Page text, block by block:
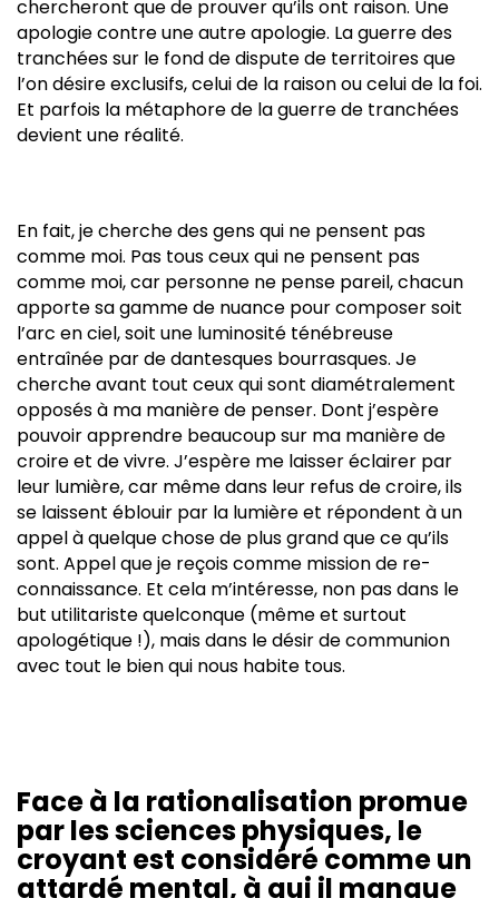
chercheront que de prouver qu’ils ont raison. Une
apologie contre une autre apologie. La guerre des
tranchées sur le fond de dispute de territoires que
l’on désire exclusifs, celui de la raison ou celui de la foi.
Et parfois la métaphore de la guerre de tranchées
devient une réalité.
En fait, je cherche des gens qui ne pensent pas
comme moi. Pas tous ceux qui ne pensent pas
comme moi, car personne ne pense pareil, chacun
apporte sa gamme de nuance pour composer soit
l’arc en ciel, soit une luminosité ténébreuse
entraînée par de dantesques bourrasques. Je
cherche avant tout ceux qui sont diamétralement
opposés à ma manière de penser. Dont j’espère
pouvoir apprendre beaucoup sur ma manière de
croire et de vivre. J’espère me laisser éclairer par
leur lumière, car même dans leur refus de croire, ils
se laissent éblouir par la lumière et répondent à un
appel à quelque chose de plus grand que ce qu’ils
sont. Appel que je reçois comme mission de re-
connaissance. Et cela m’intéresse, non pas dans le
but utilitariste quelconque (même et surtout
apologétique !), mais dans le désir de communion
avec tout le bien qui nous habite tous.
Face à la rationalisation promue
par les sciences physiques, le
croyant est considéré comme un
attardé mental, à qui il manque